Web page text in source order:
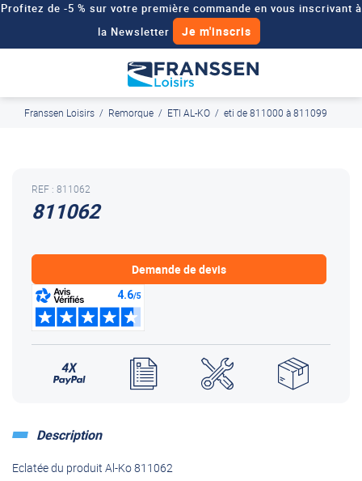
Profitez de -5 % sur votre première commande en vous inscrivant à
la Newsletter
Je m'inscris
Demander un devis
Paiement en ligne sécurisé, en 4x par Paypal
Franssen Loisirs / Remorque / ETI AL-KO / eti de 811000 à 811099
811062
REF : 811062
Demande de devis
Description
Eclatée du produit Al-Ko 811062